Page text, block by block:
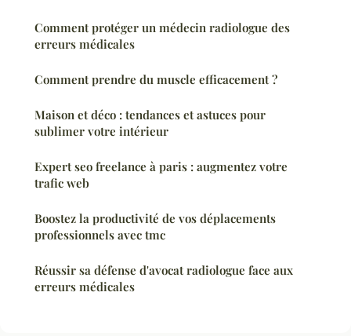
Comment protéger un médecin radiologue des
erreurs médicales
Comment prendre du muscle efficacement ?
Maison et déco : tendances et astuces pour
sublimer votre intérieur
Expert seo freelance à paris : augmentez votre
trafic web
Boostez la productivité de vos déplacements
professionnels avec tmc
Réussir sa défense d'avocat radiologue face aux
erreurs médicales